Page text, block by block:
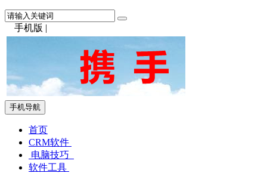
手机版 |
手机导航
首页
CRM软件
电脑技巧
软件工具